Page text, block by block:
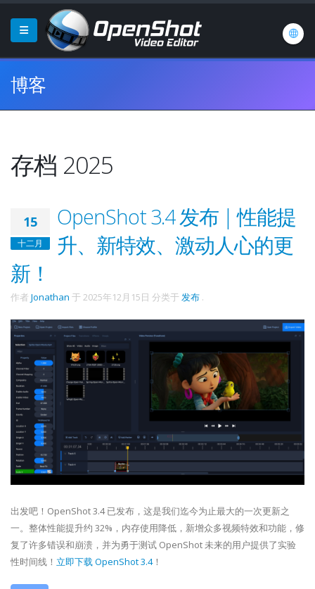
博客
存档 2025
15
十二月
OpenShot 3.4 发布 | 性能提
升、新特效、激动人心的更
新！
作者 Jonathan 于 2025年12月15日 分类于 发布 .
出发吧！OpenShot 3.4 已发布，这是我们迄今为止最大的一次更新之
一。整体性能提升约 32%，内存使用降低，新增众多视频特效和功能，修
复了许多错误和崩溃，并为勇于测试 OpenShot 未来的用户提供了实验
性时间线！ 立即下载 OpenShot 3.4！